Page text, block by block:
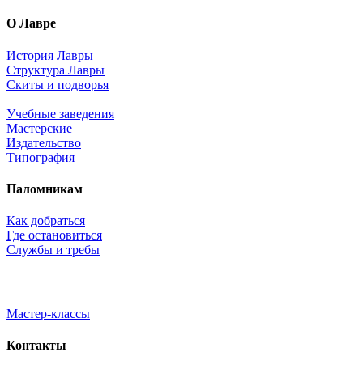
О Лавре
История Лавры
Структура Лавры
Скиты и подворья
Учебные заведения
Мастерские
Издательство
Типография
Паломникам
Как добраться
Где остановиться
Службы и требы
Мастер-классы
Контакты